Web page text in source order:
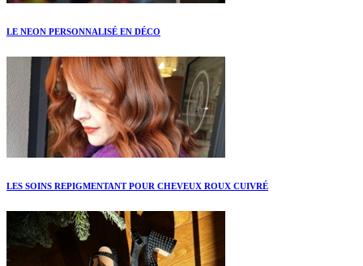
LE NEON PERSONNALISÉ EN DÉCO
LES SOINS REPIGMENTANT POUR CHEVEUX ROUX CUIVRÉ